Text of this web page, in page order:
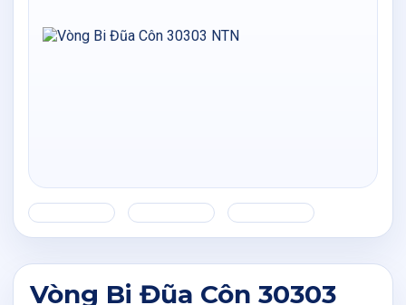
Vòng Bi Đũa Côn 30303